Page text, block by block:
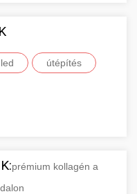
led útépítés
prémium kollagén a